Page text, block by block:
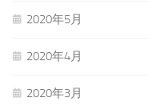
2020年5月
2020年4月
2020年3月